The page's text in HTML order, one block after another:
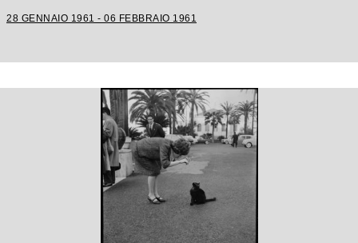
28 GENNAIO 1961 - 06 FEBBRAIO 1961